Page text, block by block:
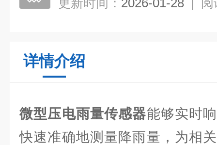
更新时间： 2026-01-28 | 阅
详情介绍
微型压电雨量传感器能够实时
快速准确地测量降雨量，为相